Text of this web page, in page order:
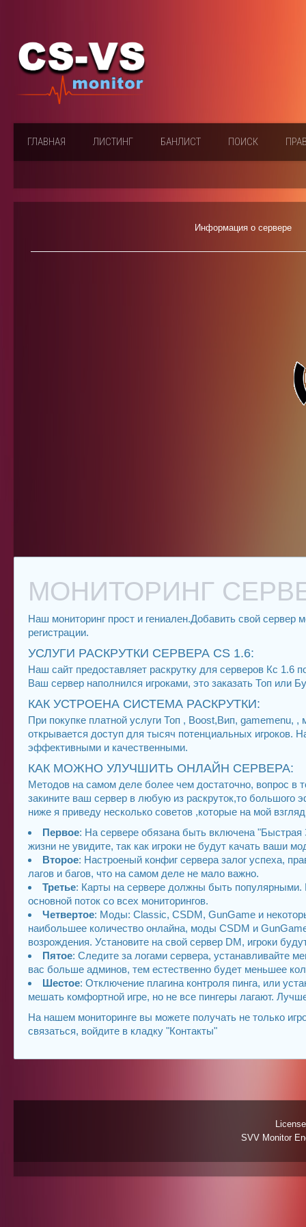
ГЛАВНАЯ ЛИСТИНГ БАНЛИСТ ПОИСК
Информация о сервере
МОНИТОРИНГ
Наш мониторинг прост и гениален.Добавить свой
регистрации.
УСЛУГИ РАСКРУТКИ СЕРВЕРА CS 1.6:
Наш сайт предоставляет раскрутку для серверов Кс
Ваш сервер наполнился игроками, это заказать Топ или
КАК УСТРОЕНА СИСТЕМА РАСКРУТКИ:
При покупке платной услуги Топ , Boost,Вип,
открывается доступ для тысяч потенциальных
эффективными и качественными.
КАК МОЖНО УЛУЧШИТЬ ОНЛАЙН СЕРВЕРА:
Методов на самом деле более чем достаточно, вопрос в
закините ваш сервер в любую из раскруток,то большого
ниже я приведу несколько советов ,которые на мой
Первое: На сервере обязана быть включена "Быстрая
жизни не увидите, так как игроки не будут качать ваши
Второе: Настроеный конфиг сервера залог успеха,
лагов и багов, что на самом деле не мало важно.
Третье: Карты на сервере должны быть популярными.
основной поток со всех мониторингов.
Четвертое: Моды: Classic, CSDM, GunGame и
наибольшее количество онлайна, моды CSDM и
возрождения. Установите на свой сервер DM, игроки
Пятое: Следите за логами сервера, устанавливайте
вас больше админов, тем естественно будет меньшее
Шестое: Отключение плагина контроля пинга, или
мешать комфортной игре, но не все пингеры лагают.
На нашем мониторинге вы можете получать не только
связаться, войдите в кладку "Контакты"
SVV Monitor